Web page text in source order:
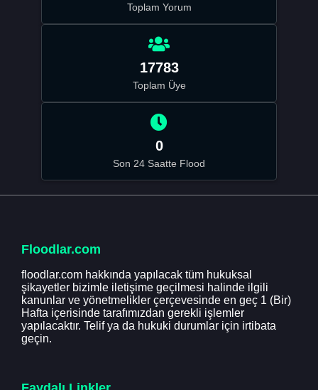
Toplam Yorum
17783
Toplam Üye
0
Son 24 Saatte Flood
Floodlar.com
floodlar.com hakkında yapılacak tüm hukuksal
şikayetler bizimle iletişime geçilmesi halinde ilgili
kanunlar ve yönetmelikler çerçevesinde en geç 1 (Bir)
Hafta içerisinde tarafımızdan gerekli işlemler
yapılacaktır. Telif ya da hukuki durumlar için irtibata
geçin.